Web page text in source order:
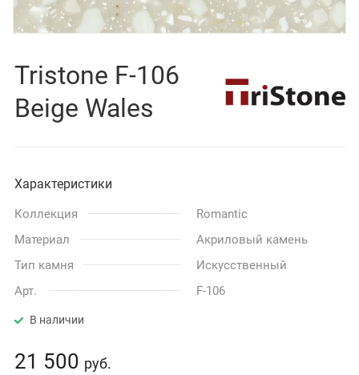
Tristone F-106
Beige Wales
Характеристики
Коллекция
Romantic
Материал
Акриловый камень
Тип камня
Искусственный
Арт.
F-106
В наличии
21 500 руб.